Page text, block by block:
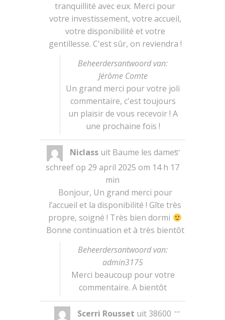
tranquillité avec eux. Merci pour
votre investissement, votre accueil,
votre disponibilité et votre
gentillesse. C'est sûr, on reviendra !
Beheerdersantwoord van:
Jérôme Comte
Un grand merci pour votre joli
commentaire, c'est toujours
un plaisir de vous recevoir ! A
une prochaine fois !
Niclass uit Baume les dames
schreef op 29 april 2025 om 14 h 17
min
Bonjour, Un grand merci pour
l’accueil et la disponibilité ! Gîte très
propre, soigné ! Très bien dormi
Bonne continuation et à très bientôt
Beheerdersantwoord van:
admin3175
Merci beaucoup pour votre
commentaire. A bientôt
...
Scerri Rousset uit 38600 ...